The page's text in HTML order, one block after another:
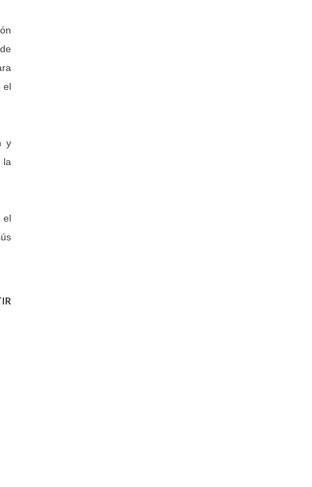
y
la